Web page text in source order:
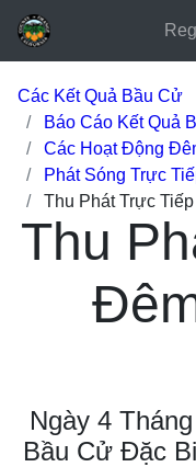
Các Kết Quả Bầu Cử
Báo Cáo Kết Quả
Các Hoạt Động
Phát Sóng Trực
Thu Phát Trực
Thu
Ngày 4
Bầu Cử Đặc